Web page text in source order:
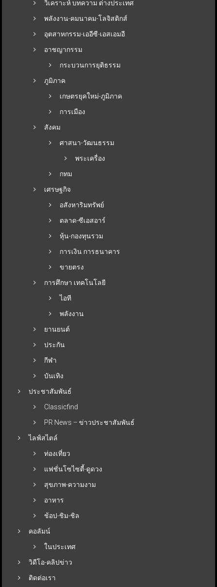
วิเคราะห์ บทความ ต่างประเทศ
พลังงาน-คมนาคม-โลจิสติกส์
อุตสาหกรรม-เออีซี-เอสเอมอี
อาชญากรรม
กระบวนการยุติธรรม
ภูมิภาค
เกษตรยุคใหม่-ภูมิภาค
การเมือง
สังคม
ศาสนา-วัฒนธรรม
พระเครื่อง
กทม
เศรษฐกิจ
อสังหาริมทรัพย์
ตลาด-ซีเอสอาร์
หุ้น-กองทุนรวม
การเงิน การธนาคาร
ขายตรง
การศึกษา เทคโนโลยี
ไอที
พลังงาน
ยานยนต์
ประกัน
กีฬา
บันเทิง
ประชาสัมพันธ์
Classicfind
PR News – ข่าวประชาสัมพันธ์
ไลฟ์สไตล์
ท่องเที่ยว
แฟชั่นโซไซตี้-ดูดวง
สุขภาพ-ความงาม
อาหาร
ช้อป-ชิม-ชิล
คอลัมน์
ในประเทศ
วิดีโอ-คลิปข่าว
ติดต่อเรา